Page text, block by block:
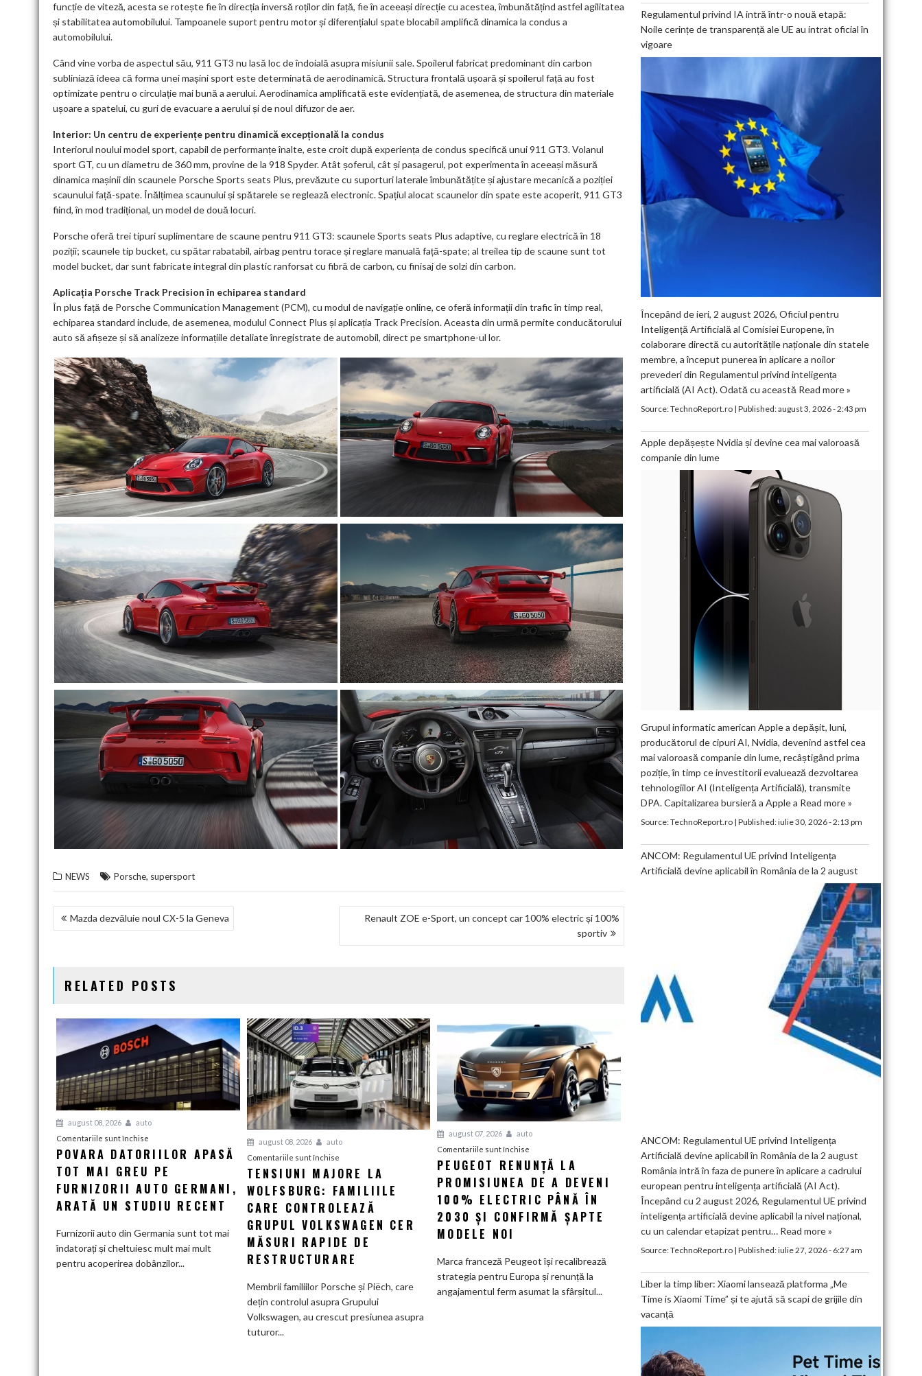
funcție de viteză, acesta se rotește fie în direcția inversă roților din față, fie în aceeași direcție cu acestea, îmbunătățind astfel agilitatea
și stabilitatea automobilului. Tampoanele suport pentru motor și diferențialul spate blocabil amplifică dinamica la condus a
automobilului.
Când vine vorba de aspectul său, 911 GT3 nu lasă loc de îndoială asupra misiunii sale. Spoilerul fabricat predominant din carbon
subliniază ideea că forma unei mașini sport este determinată de aerodinamică. Structura frontală ușoară și spoilerul față au fost
optimizate pentru o circulație mai bună a aerului. Aerodinamica amplificată este evidențiată, de asemenea, de structura din materiale
ușoare a spatelui, cu guri de evacuare a aerului și de noul difuzor de aer.
Interior: Un centru de experiențe pentru dinamică excepțională la condus
Interiorul noului model sport, capabil de performanțe înalte, este croit după experiența de condus specifică unui 911 GT3. Volanul
sport GT, cu un diametru de 360 ​​mm, provine de la 918 Spyder. Atât șoferul, cât și pasagerul, pot experimenta în aceeași măsură
dinamica mașinii din scaunele Porsche Sports seats Plus, prevăzute cu suporturi laterale îmbunătățite și ajustare mecanică a poziției
scaunului față-spate. Înălțimea scaunului și spătarele se reglează electronic. Spațiul alocat scaunelor din spate este acoperit, 911 GT3
fiind, în mod tradițional, un model de două locuri.
Porsche oferă trei tipuri suplimentare de scaune pentru 911 GT3: scaunele Sports seats Plus adaptive, cu reglare electrică în 18
poziții; scaunele tip bucket, cu spătar rabatabil, airbag pentru torace și reglare manuală față-spate; al treilea tip de scaune sunt tot
model bucket, dar sunt fabricate integral din plastic ranforsat cu fibră de carbon, cu finisaj de solzi din carbon.
Aplicația Porsche Track Precision în echiparea standard
În plus față de Porsche Communication Management (PCM), cu modul de navigație online, ce oferă informații din trafic în timp real,
echiparea standard include, de asemenea, modulul Connect Plus și aplicația Track Precision. Aceasta din urmă permite conducătorului
auto să afișeze și să analizeze informațiile detaliate înregistrate de automobil, direct pe smartphone-ul lor.
NEWS Porsche, supersport
NAVIGARE
Mazda dezvăluie noul CX-5 la Geneva
Renault ZOE e-Sport, un concept car 100% electric și 100%
sportiv
RELATED POSTS
august 08, 2026
auto
Comentariile sunt închise
Povara
datoriilor
apasă
mai
furnizorii
POVARA DATORIILOR APASĂ
TOT MAI GREU PE
FURNIZORII AUTO GERMANI,
ARATĂ UN STUDIU RECENT
Furnizorii auto din Germania sunt tot mai
îndatorați și cheltuiesc mult mai mult
pentru acoperirea dobânzilor...
august 08, 2026
auto
Comentariile sunt închisepentru
Tensiuni
majore
la
Familiile
care
controlează
Volkswagen
cer
măsuri
TENSIUNI MAJORE LA
WOLFSBURG: FAMILIILE
CARE CONTROLEAZĂ
GRUPUL VOLKSWAGEN CER
MĂSURI RAPIDE DE
RESTRUCTURARE
Membrii familiilor Porsche și Piëch, care
dețin controlul asupra Grupului
Volkswagen, au crescut presiunea asupra
tuturor...
august 07, 2026
auto
Comentariile sunt închise
Peugeot
renunță
la
promisiunea
de
100%
electric
PEUGEOT RENUNȚĂ LA
PROMISIUNEA DE A DEVENI
100% ELECTRIC PÂNĂ ÎN
2030 ȘI CONFIRMĂ ȘAPTE
MODELE NOI
Marca franceză Peugeot își recalibrează
strategia pentru Europa și renunță la
angajamentul ferm asumat la sfârșitul...
Regulamentul privind IA intră într-o nouă etapă:
Noile cerințe de transparență ale UE au intrat oficial în
vigoare
Începând de ieri, 2 august 2026, Oficiul pentru
Inteligență Artificială al Comisiei Europene, în
colaborare directă cu autoritățile naționale din statele
membre, a început punerea în aplicare a noilor
prevederi din Regulamentul privind inteligența
artificială (AI Act). Odată cu această Read more »
Source:TechnoReport.ro| Published:august 3, 2026 - 2:43 pm
Apple depășește Nvidia și devine cea mai valoroasă
companie din lume
Grupul informatic american Apple a depășit, luni,
producătorul de cipuri AI, Nvidia, devenind astfel cea
mai valoroasă companie din lume, recâștigând prima
poziție, în timp ce investitorii evaluează dezvoltarea
tehnologiilor AI (Inteligența Artificială), transmite
DPA. Capitalizarea bursieră a Apple a Read more »
Source:TechnoReport.ro| Published:iulie 30, 2026 - 2:13 pm
ANCOM: Regulamentul UE privind Inteligența
Artificială devine aplicabil în România de la 2 august
ANCOM: Regulamentul UE privind Inteligența
Artificială devine aplicabil în România de la 2 august
România intră în faza de punere în aplicare a cadrului
european pentru inteligența artificială (AI Act).
Începând cu 2 august 2026, Regulamentul UE privind
inteligența artificială devine aplicabil la nivel național,
cu un calendar etapizat pentru… Read more »
Source:TechnoReport.ro| Published:iulie 27, 2026 - 6:27 am
Liber la timp liber: Xiaomi lansează platforma „Me
Time is Xiaomi Time” și te ajută să scapi de grijile din
vacanță